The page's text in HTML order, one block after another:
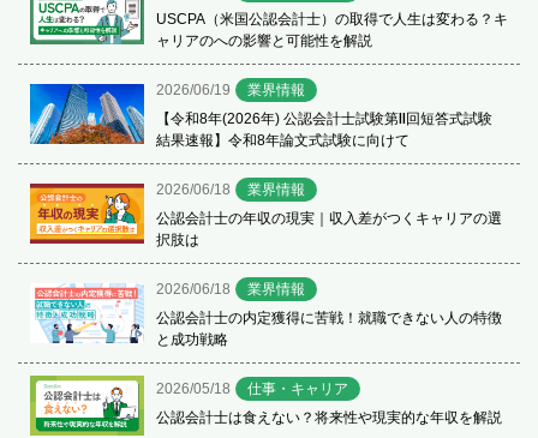
USCPA（米国公認会計士）の取得で人生は変わる？キ
ャリアのへの影響と可能性を解説
2026/06/19
業界情報
【令和8年(2026年) 公認会計士試験第Ⅱ回短答式試験
結果速報】令和8年論文式試験に向けて
2026/06/18
業界情報
公認会計士の年収の現実｜収入差がつくキャリアの選
択肢は
2026/06/18
業界情報
公認会計士の内定獲得に苦戦！就職できない人の特徴
と成功戦略
2026/05/18
仕事・キャリア
公認会計士は食えない？将来性や現実的な年収を解説